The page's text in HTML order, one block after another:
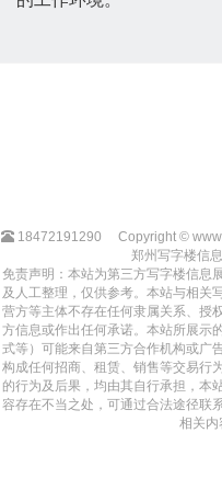
18472191290
Copyright ©
郑州写字楼信
免责声明：本站为第三方写字楼信息
及人工整理，仅供参考。本站与相关
营方等主体不存在任何隶属关系、授
方信息或作出任何承诺。本站所展示
式等）可能来自第三方合作机构或广
构成任何招商、租赁、销售等交易行
的行为及后果，均由其自行承担，本
容存在不当之处，可通过合法途径联
相关内